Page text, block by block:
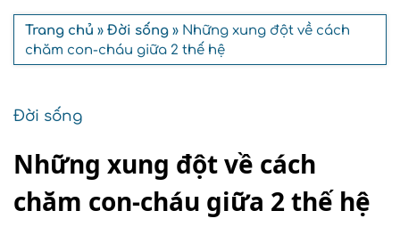
Trang chủ » Đời sống » Những xung đột về cách
chăm con-cháu giữa 2 thế hệ
Đời sống
Những xung đột về cách
chăm con-cháu giữa 2 thế hệ